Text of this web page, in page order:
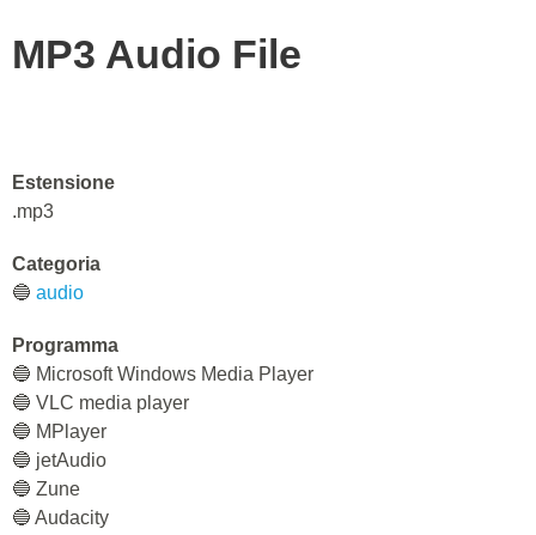
MP3 Audio File
Estensione
.mp3
Categoria
🔵 audio
Programma
🔵 Microsoft Windows Media Player
🔵 VLC media player
🔵 MPlayer
🔵 jetAudio
🔵 Zune
🔵 Audacity